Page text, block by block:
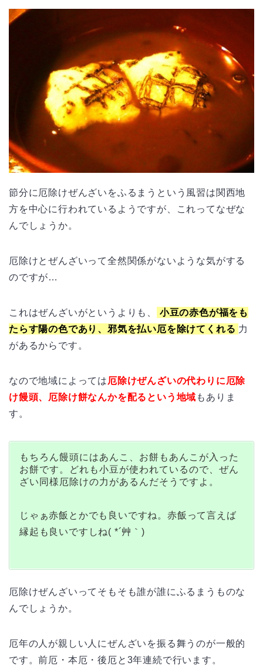
節分に厄除けぜんざいをふるまうという風習は関西地
方を中心に行われているようですが、これってなぜな
んでしょうか。
厄除けとぜんざいって全然関係がないような気がする
のですが…
これはぜんざいがというよりも、
小豆の赤色が福をも
たらす陽の色であり、邪気を払い厄を除けてくれる 力
があるからです。
なので地域によっては 厄除けぜんざいの代わりに厄除
け饅頭、厄除け餅なんかを配るという地域 もありま
す。
もちろん饅頭にはあんこ、お餅もあんこが入った
お餅です。どれも小豆が使われているので、ぜん
ざい同様厄除けの力があるんだそうですよ。
じゃぁ赤飯とかでも良いですね。赤飯って言えば
縁起も良いですしね( *´艸｀)
厄除けぜんざいってそもそも誰が誰にふるまうものな
んでしょうか。
厄年の人が親しい人にぜんざいを振る舞うのが一般的
です。前厄・本厄・後厄と3年連続で行います。